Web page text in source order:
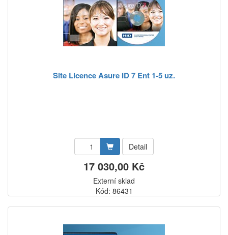
Site Licence Asure ID 7 Ent 1-5 uz.
Detail
17 030,00 Kč
Externí sklad
Kód: 86431